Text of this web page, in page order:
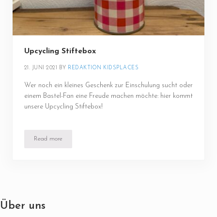
Upcycling Stiftebox
21. JUNI 2021 BY REDAKTION KIDSPLACES
Wer noch ein kleines Geschenk zur Einschulung sucht oder
einem Bastel-Fan eine Freude machen möchte: hier kommt
unsere Upcycling Stiftebox!
Read moreUpcycling Stiftebox
Über uns